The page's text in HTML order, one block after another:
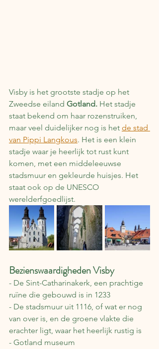
Visby is het grootste stadje op het
Zweedse eiland Gotland. Het stadje
staat bekend om haar rozenstruiken,
maar veel duidelijker nog is het de stad
van Pippi Langkous. Het is een klein
stadje waar je heerlijk tot rust kunt
komen, met een middeleeuwse
stadsmuur en gekleurde huisjes. Het
staat ook op de UNESCO
werelderfgoedlijst.
Bezienswaardigheden Visby
- De Sint-Catharinakerk, een prachtige
ruïne die gebouwd is in 1233
- De stadsmuur uit 1116, of wat er nog
van over is, en de groene vlakte die
erachter ligt, waar het heerlijk rustig is
- Gotland museum